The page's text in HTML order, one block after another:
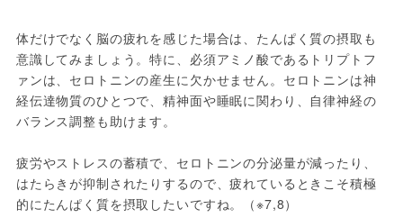
体だけでなく脳の疲れを感じた場合は、たんぱく質の摂取も
意識してみましょう。特に、必須アミノ酸であるトリプトフ
ァンは、セロトニンの産生に欠かせません。セロトニンは神
経伝達物質のひとつで、精神面や睡眠に関わり、自律神経の
バランス調整も助けます。
疲労やストレスの蓄積で、セロトニンの分泌量が減ったり、
はたらきが抑制されたりするので、疲れているときこそ積極
的にたんぱく質を摂取したいですね。（※7,8）